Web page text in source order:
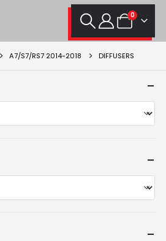
0
A7/S7/RS7 2014-2018 DIFFUSERS